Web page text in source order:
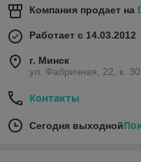
Компания продает на
Работает с 14.03.2012
г. Минск
ул. Фабричная, 22, к.
Контакты
Сегодня выходной